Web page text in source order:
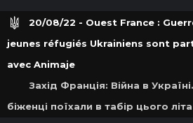
20/08/22 - Ouest France :
jeunes réfugiés Ukrainiens sont
avec Animaje
Захід Франція: Війна в
біженці поїхали в табір цього